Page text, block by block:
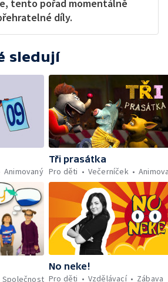
tento pořad momentálně
díly.
sledují
Animovaný
Tři prasátka
Pro děti
Večerníček
Společnost
No neke!
Pro děti
Vzdělávací Zábava